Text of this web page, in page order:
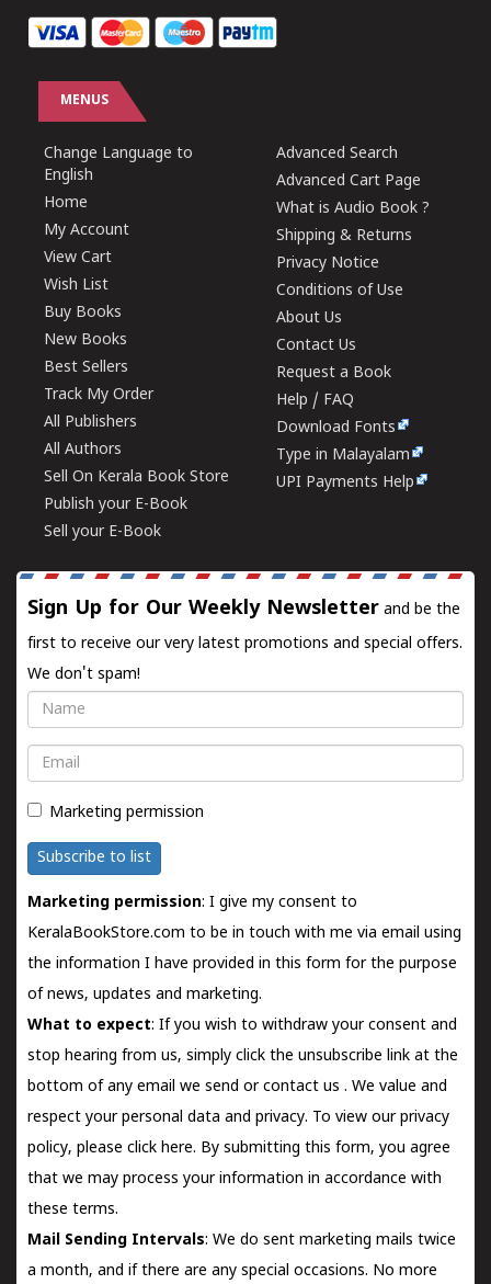
MENUS
Change Language to
English
Home
My Account
View Cart
Wish List
Buy Books
New Books
Best Sellers
Track My Order
All Publishers
All Authors
Sell On Kerala Book Store
Publish your E-Book
Sell your E-Book
Advanced Search
Advanced Cart Page
What is Audio Book ?
Shipping & Returns
Privacy Notice
Conditions of Use
About Us
Contact Us
Request a Book
Help / FAQ
Download Fonts
Type in Malayalam
UPI Payments Help
Sign Up for Our Weekly Newsletter and be the
first to receive our very latest promotions and special offers.
We don't spam!
Name
Email
Marketing permission
Subscribe to list
Marketing permission: I give my consent to
KeralaBookStore.com to be in touch with me via email using
the information I have provided in this form for the purpose
of news, updates and marketing.
What to expect: If you wish to withdraw your consent and
stop hearing from us, simply click the unsubscribe link at the
bottom of any email we send orcontact us . We value and
respect your personal data and privacy. To view our privacy
policy, please click here. By submitting this form, you agree
that we may process your information in accordance with
these terms.
Mail Sending Intervals: We do sent marketing mails twice
a month, and if there are any special occasions. No more